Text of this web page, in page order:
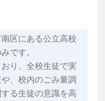
区にある公立高校
です。
り、全校生徒で実
、校内のごみ量調
る生徒の意識を高